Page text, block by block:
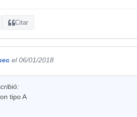
Citar
el 06/01/2018
tipo A